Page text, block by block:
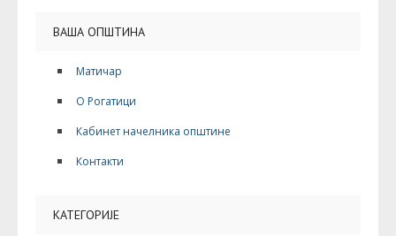
ВАША ОПШТИНА
Матичар
О Рогатици
Кабинет начелника општине
Контакти
КАТЕГОРИЈЕ